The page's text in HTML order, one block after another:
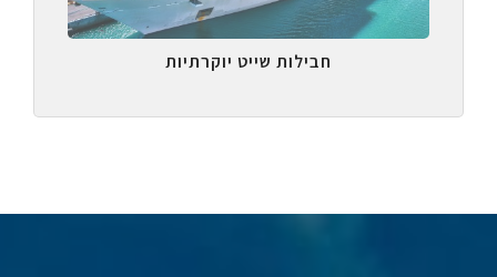
חבילות שייט יוקרתיות